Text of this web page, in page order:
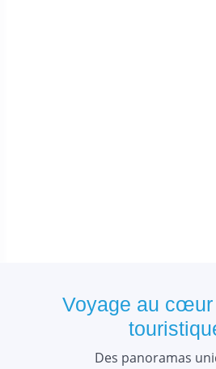
Voyage au
Des panoramas